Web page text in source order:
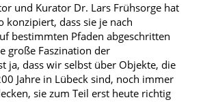
und Kurator Dr. Lars Frühsorge hat
konzipiert, dass sie je nach
bestimmten Pfaden abgeschritten
große Faszination der
ja, dass wir selbst über Objekte, die
Jahre in Lübeck sind, noch immer
sie zum Teil erst heute richtig